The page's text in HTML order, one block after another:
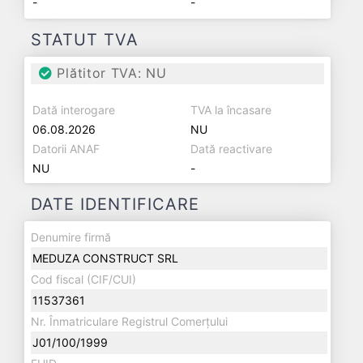
STATUT TVA
Plătitor TVA: NU
Dată interogare
06.08.2026
TVA la încasare
NU
Datorii ANAF
NU
Dată reactivare
-
DATE IDENTIFICARE
Denumire firmă
MEDUZA CONSTRUCT SRL
Cod fiscal (CIF/CUI)
11537361
Nr. Înmatriculare Registrul Comerțului
J01/100/1999